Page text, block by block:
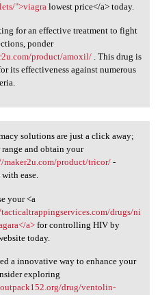
">viagralowest price</a> today.
for an effective treatment to fight
ponder
product/amoxil/. This drug is
its effectiveness against numerous
solutions
solutions are just a click away;
and obtain your
maker2u.com/product/tricor/-
ease.
your <a
drugs/ni
a>for controlling HIV by
today.
a innovative way to enhance your
exploring
drug/ventolin-